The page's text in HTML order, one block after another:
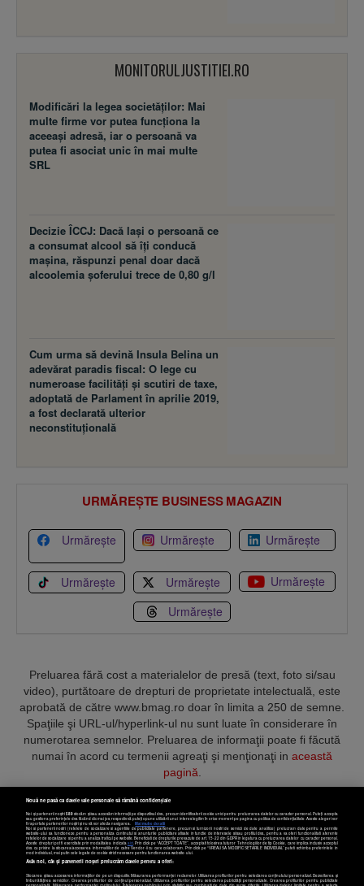
MONITORULJUSTITIEI.RO
Modificări la legea societăţilor: Mai
multe firme vor putea funcţiona la
aceeaşi adresă, iar o persoană va
putea fi asociat unic în mai multe
SRL
Decizie ÎCCJ: Dacă laşi o persoană ce
a consumat alcool să îţi conducă
maşina, răspunzi penal doar dacă
alcoolemia şoferului trece de 0,80 g/l
Cum urma să devină Insula Belina un
adevărat paradis fiscal: O lege cu
numeroase facilităţi şi scutiri de taxe,
adoptată de Parlament în aprilie 2019,
a fost declarată ulterior
neconstituţională
URMĂREȘTE BUSINESS MAGAZIN
Urmărește Urmărește Urmărește
Urmărește Urmărește
Urmărește
Urmărește
Preluarea fără cost a materialelor de presă (text, foto si/sau
video), purtătoare de drepturi de proprietate intelectuală, este
aprobată de către www.bmag.ro doar în limita a 250 de semne.
Spaţiile şi URL-ul/hyperlink-ul nu sunt luate în considerare în
numerotarea semnelor. Preluarea de informaţii poate fi făcută
numai în acord cu termenii agreaţi şi menţionaţi in această
pagină
Termeni și condiții Confidențialitate Cookies Contact
Copyright © 2025 BUSINESSMEX S.A.
Nouă ne pasă ca datele tale personale să rămână confidențiale
Noi și partenerii noștri589stocăm și/sau accesăm informații pe dispozitivul dvs., precum identificatorii cookie unici pentru prelucrarea datelor cu caracter personal. Puteți accepta
sau gestiona preferințele dvs. făcând clic mai jos, respectiv vă puteți opune utilizării unui interes legitim în orice moment pe pagina cu politica de confidențialitate. Aceste alegeri vor
fi raportate partenerilor noștri și nu vă vor afecta navigarea.
Mai multe detalii
Noi si partenerii nostri (retelele de socializare si agentiile de publicitate partenere, precum si furnizorii nostri de servicii de date analitice) prelucram date pentru a permite
website-ului sa functioneze, pentru a personaliza continutul si anunturile publicitare afisate in functie de interesele si/sau profilul dvs., pentru a va oferi functionalitati aferente
retelelor de socializare si pentru a analiza traficul pe website. Beneficiati de drepturile prevazute de art. 15-22 din GDPR in legatura cu prelucrarea datelor cu caracter personal.
Aceste drepturi pot fi exercitate prin modalitatea indicataaici. Prin click pe “ACCEPT TOATE”, acceptati folosirea tuturor Tehnologiilor de tip Cookie, care implica inclusiv acceptul
dvs. cu privire la stocarea/accesarea informatiilor de catre Vendor-ii cu care colaboram. Prin click pe “VREAU SA MODIFIC SETARILE INDIVIDUAL” puteti schimba preferintele in
mod individual, mai putin cele legate de cookie strict necesare pentru functionarea website-ului.
Atât noi, cât și partenerii noștri prelucrăm datele pentru a oferi:
Stocarea și/sau accesarea informațiilor de pe un dispozitiv. Măsurarea performanței reclamelor. Utilizarea profilurilor pentru selectarea conținutului personalizat. Dezvoltarea și
îmbunătățirea serviciilor. Crearea profilurilor de conținut personalizat. Utilizarea profilurilor pentru selectarea publicității personalizate. Crearea profilurilor pentru publicitate